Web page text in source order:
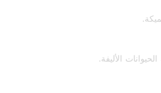
الأليفة.